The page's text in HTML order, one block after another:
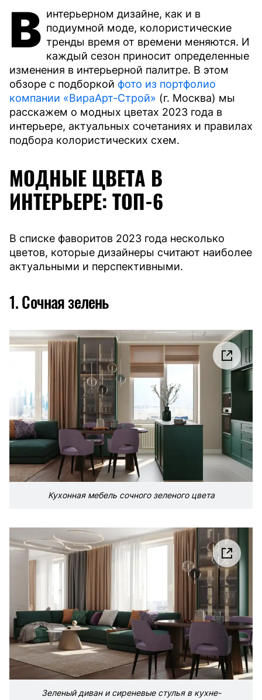
В интерьерном дизайне, как и в
подиумной моде, колористические
тренды время от времени меняются. И
каждый сезон приносит определенные
изменения в интерьерной палитре. В этом
обзоре с подборкой фото из портфолио
компании «ВираАрт-Строй» (г. Москва) мы
расскажем о модных цветах 2023 года в
интерьере, актуальных сочетаниях и правилах
подбора колористических схем.
МОДНЫЕ ЦВЕТА В
ИНТЕРЬЕРЕ: ТОП-6
В списке фаворитов 2023 года несколько
цветов, которые дизайнеры считают наиболее
актуальными и перспективными.
1. Сочная зелень
Кухонная мебель сочного зеленого цвета
Зеленый диван и сиреневые стулья в кухне-